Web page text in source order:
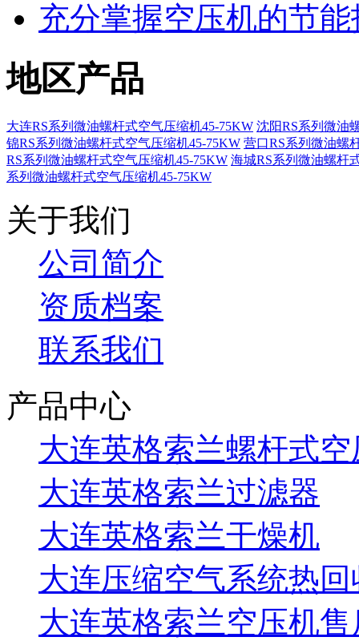
充分掌握空压机的节能
地区产品
大连RS系列微油螺杆式空气压缩机45-75KW 沈阳RS系列微油
锦RS系列微油螺杆式空气压缩机45-75KW 营口RS系列微油螺
RS系列微油螺杆式空气压缩机45-75KW 海城RS系列微油螺杆
系列微油螺杆式空气压缩机45-75KW
关于我们
公司简介
资质档案
联系我们
产品中心
大连英格索兰螺杆式空
大连英格索兰过滤器
大连英格索兰干燥机
大连压缩空气系统热回
大连英格索兰空压机